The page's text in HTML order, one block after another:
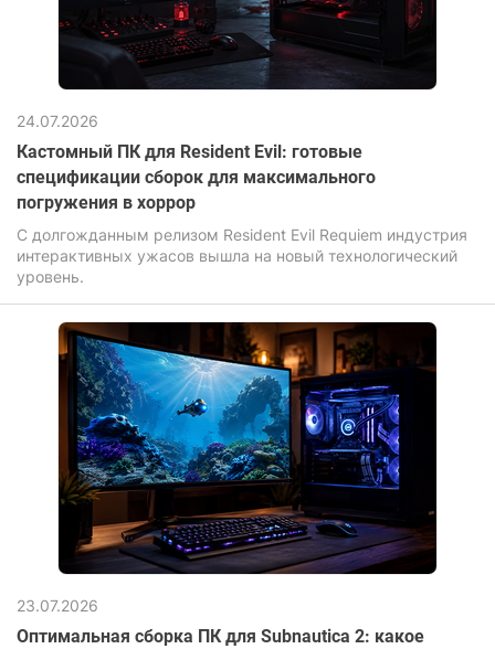
24.07.2026
Кастомный ПК для Resident Evil: готовые
спецификации сборок для максимального
погружения в хоррор
С долгожданным релизом Resident Evil Requiem индустрия
интерактивных ужасов вышла на новый технологический
уровень.
23.07.2026
Оптимальная сборка ПК для Subnautica 2: какое